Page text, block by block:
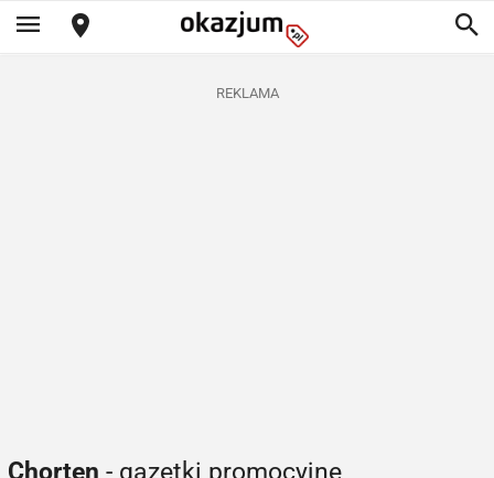
REKLAMA